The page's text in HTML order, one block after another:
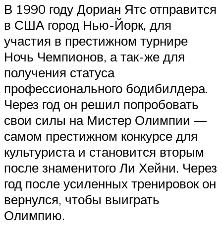
В 1990 году Дориан Ятс отправится
в США город Нью-Йорк, для
участия в престижном турнире
Ночь Чемпионов, а так-же для
получения статуса
профессионального бодибилдера.
Через год он решил попробовать
свои силы на Мистер Олимпии —
самом престижном конкурсе для
культуриста и становится вторым
после знаменитого Ли Хейни. Через
год после усиленных тренировок он
вернулся, чтобы выиграть
Олимпию.